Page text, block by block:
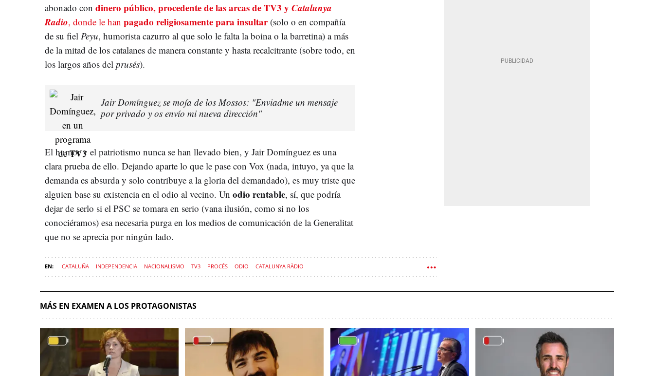
abonado con dinero público, procedente de las arcas de TV3 y Catalunya
Radio, donde le han pagado religiosamente para insultar(solo o en compañía
de su fiel Peyu, humorista cazurro al que solo le falta la boina o la barretina) a más
de la mitad de los catalanes de manera constante y hasta recalcitrante (sobre todo, en
los largos años del prusés).
Jair Domínguez se mofa de los Mossos: "Enviadme un mensaje
por privado y os envío mi nueva dirección"
El humor y el patriotismo nunca se han llevado bien, y Jair Domínguez es una
clara prueba de ello. Dejando aparte lo que le pase con Vox (nada, intuyo, ya que la
demanda es absurda y solo contribuye a la gloria del demandado), es muy triste que
alguien base su existencia en el odio al vecino. Un odio rentable, sí, que podría
dejar de serlo si el PSC se tomara en serio (vana ilusión, como si no los
conociéramos) esa necesaria purga en los medios de comunicación de la Generalitat
que no se aprecia por ningún lado.
CATALUÑA INDEPENDENCIA NACIONALISMO TV3 PROCÉS ODIO CATALUNYA RÀDIO
MÁS EN EXAMEN A LOS PROTAGONISTAS